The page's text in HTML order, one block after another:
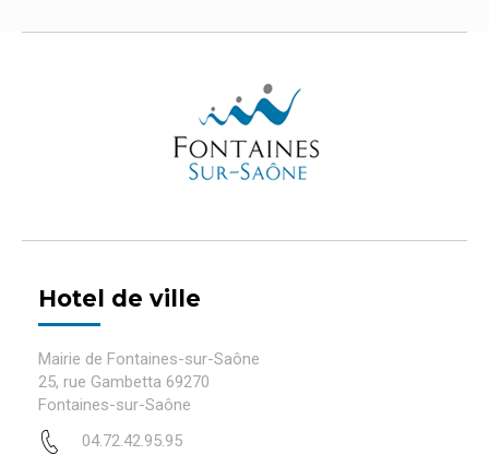
Hotel de ville
Mairie de Fontaines-sur-Saône
25, rue Gambetta 69270
Fontaines-sur-Saône
04.72.42.95.95